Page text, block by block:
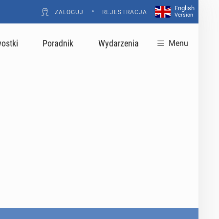
ZALOGUJ • REJESTRACJA
English
Version
Poradnik Wydarzenia Menu